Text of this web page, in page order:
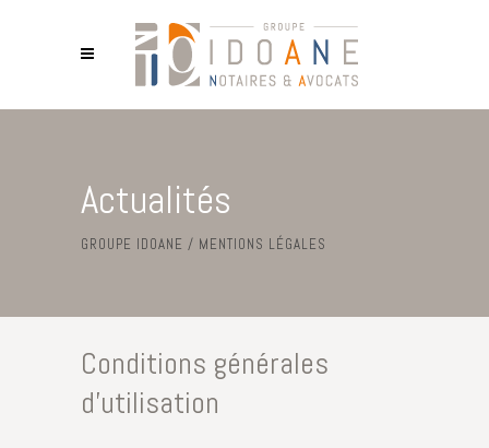
Actualités
GROUPE IDOANE / MENTIONS LÉGALES
Conditions générales
d’utilisation